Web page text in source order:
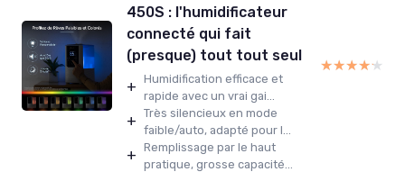
450S : l'humidificateur
connecté qui fait
(presque) tout tout seul
+ Humidification efficace et
rapide avec un vrai gai...
+ Très silencieux en mode
faible/auto, adapté pour l...
+ Remplissage par le haut
pratique, grosse capacité...
★★★★★
★★★★★